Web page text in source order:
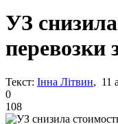
УЗ
перевозки
Текст: Інна Літвин, 11
0
108